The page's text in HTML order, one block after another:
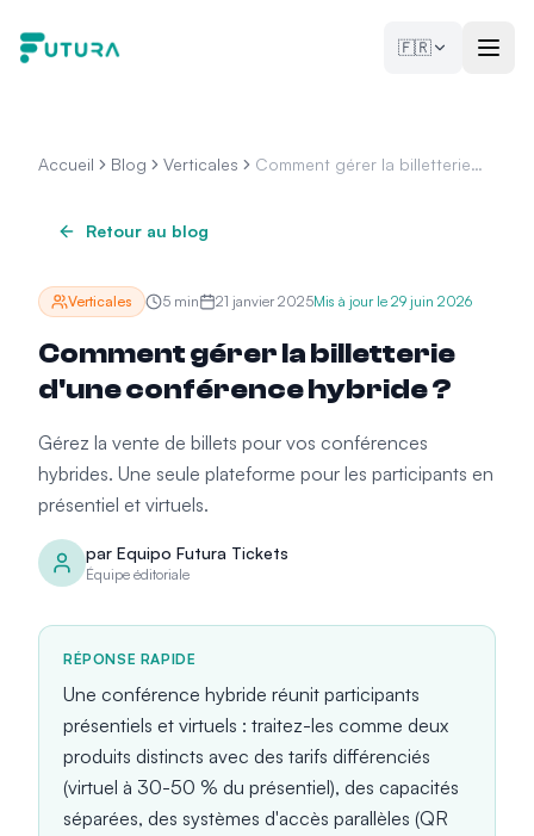
🇫🇷
Accueil Blog Verticales
Comment gérer la billetterie
Retour au blog
Verticales 5 min 21 janvier 2025Mis à jour le 29 juin 2026
Comment gérer la billetterie
d'une conférence hybride ?
Gérez la vente de billets pour vos conférences
hybrides. Une seule plateforme pour les participants en
présentiel et virtuels.
par Equipo Futura Tickets
Équipe éditoriale
RÉPONSE RAPIDE
Une conférence hybride réunit participants
présentiels et virtuels : traitez-les comme deux
produits distincts avec des tarifs différenciés
(virtuel à 30-50 % du présentiel), des capacités
séparées, des systèmes d'accès parallèles (QR